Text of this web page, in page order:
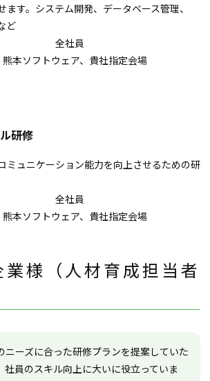
ます。システム開発、データベース管理、
ど
全社員
熊本ソフトウェア、貴社指定会場
研修
ミュニケーション能力を向上させるための研
全社員
熊本ソフトウェア、貴社指定会場
様（人材育成担当者
ニーズに合った研修プランを提案していた
社員のスキル向上に大いに役立っていま